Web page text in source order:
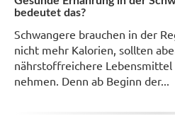
bedeutet das?
Schwangere brauchen in der
nicht mehr Kalorien, sollten
nährstoffreichere Lebensmittel
nehmen. Denn ab Beginn der...